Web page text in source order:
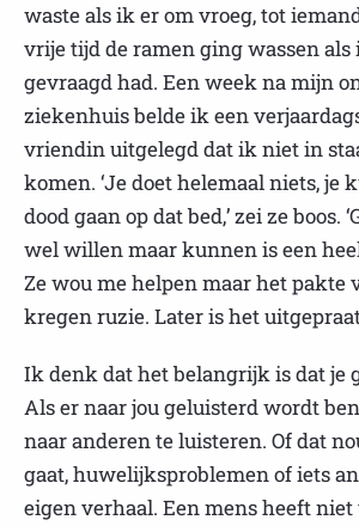
waste als ik er om vroeg, tot
vrije tijd de ramen ging wassen als
gevraagd had. Een week na mijn
ziekenhuis belde ik een
vriendin uitgelegd dat ik niet in
komen. ‘Je doet helemaal niets, je
dood gaan op dat bed,’ zei ze boos.
wel willen maar kunnen is een
Ze wou me helpen maar het pakte
kregen ruzie. Later is het
Ik denk dat het belangrijk is dat je
Als er naar jou geluisterd wordt
naar anderen te luisteren. Of dat
gaat, huwelijksproblemen of iets
eigen verhaal. Een mens heeft niet